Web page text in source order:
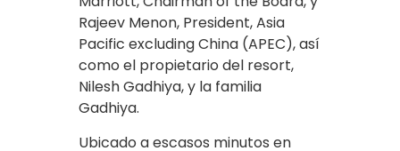
Rajeev Menon, President, Asia
Pacific excluding China (APEC), así
como el propietario del resort,
Nilesh Gadhiya, y la familia
Gadhiya.
Ubicado a escasos minutos en